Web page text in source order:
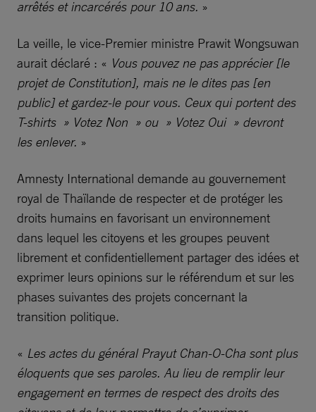
arrêtés et incarcérés pour 10 ans. »
La veille, le vice-Premier ministre Prawit Wongsuwan
aurait déclaré : « Vous pouvez ne pas apprécier [le
projet de Constitution], mais ne le dites pas [en
public] et gardez-le pour vous. Ceux qui portent des
T-shirts » Votez Non » ou » Votez Oui » devront
les enlever. »
Amnesty International demande au gouvernement
royal de Thaïlande de respecter et de protéger les
droits humains en favorisant un environnement
dans lequel les citoyens et les groupes peuvent
librement et confidentiellement partager des idées et
exprimer leurs opinions sur le référendum et sur les
phases suivantes des projets concernant la
transition politique.
« Les actes du général Prayut Chan-O-Cha sont plus
éloquents que ses paroles. Au lieu de remplir leur
engagement en termes de respect des droits des